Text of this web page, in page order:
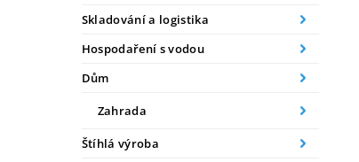
Skladování a logistika
Hospodaření s vodou
Dům
Zahrada
Štíhlá výroba